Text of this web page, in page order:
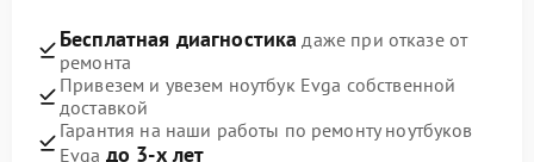
Бесплатная диагностика даже при отказе от
ремонта
Привезем и увезем ноутбук Evga собственной
доставкой
Гарантия на наши работы по ремонту ноутбуков
Evga до 3-х лет